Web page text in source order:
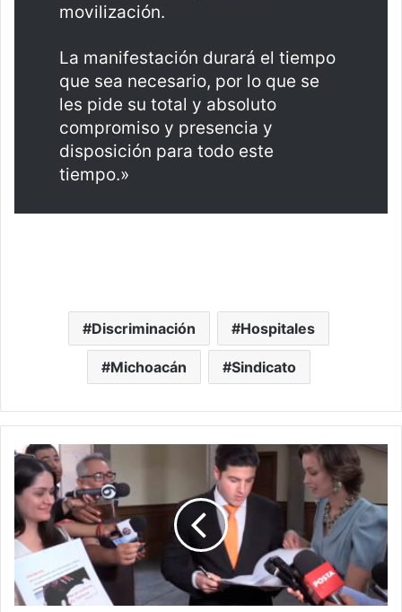
movilización.
La manifestación durará el tiempo
que sea necesario, por lo que se
les pide su total y absoluto
compromiso y presencia y
disposición para todo este
tiempo.»
Discriminación Hospitales
Michoacán Sindicato
Signó
Su
Primer
Veto
En
Contra
Pelea
De